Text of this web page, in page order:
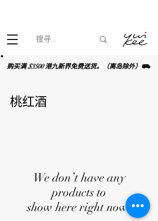
购买满 $3500 港九新界免费送货。（离岛除外）⛟
桃红酒
We don’t have any
products to
show here right now.